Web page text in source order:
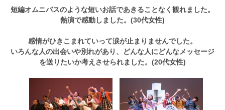
短編オムニバスのような短いお話であきることなく観れました。
熱演で感動しました。(30代女性)
感情がひきこまれていって涙が止まりませんでした。
いろんな人の出会いや別れがあり、どんな人にどんなメッセージ
を送りたいか考えさせられました。(20代女性)